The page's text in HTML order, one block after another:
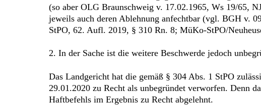
(so aber OLG Braunschweig v. 17.02.1965, Ws 19/65,
jeweils auch deren Ablehnung anfechtbar (vgl. BGH v.
StPO, 62. Aufl. 2019, § 310 Rn. 8; MüKo-StPO/
2. In der Sache ist die weitere Beschwerde jedoch
Das Landgericht hat die gemäß § 304 Abs. 1 StPO
29.01.2020 zu Recht als unbegründet verworfen. Denn
Haftbefehls im Ergebnis zu Recht abgelehnt.